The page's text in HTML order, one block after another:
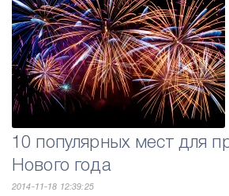
10 популярных мест для
Нового года
2014-11-18 12:39:25